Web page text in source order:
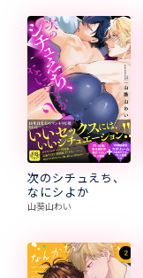
次のシチュえち、
なにシよか
山葵山わい